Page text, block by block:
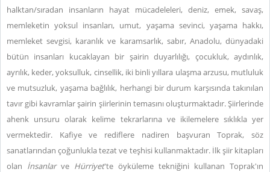
halktan/sıradan insanların hayat mücadeleleri, deniz, emek, savaş,
memleketin yoksul insanları, umut, yaşama sevinci, yaşama hakkı,
memleket sevgisi, karanlık ve karamsarlık, sabır, Anadolu, dünyadaki
bütün insanları kucaklayan bir şairin duyarlılığı, çocukluk, aydınlık,
ayrılık, keder, yoksulluk, cinsellik, iki binli yıllara ulaşma arzusu, mutluluk
ve mutsuzluk, yaşama bağlılık, herhangi bir durum karşısında takınılan
tavır gibi kavramlar şairin şiirlerinin temasını oluşturmaktadır. Şiirlerinde
ahenk unsuru olarak kelime tekrarlarına ve ikilemelere sıklıkla yer
vermektedir. Kafiye ve rediflere nadiren başvuran Toprak, söz
sanatlarından çoğunlukla tezat ve teşhisi kullanmaktadır. İlk şiir kitapları
olan İnsanlarve Hürriyet'te öyküleme tekniğini kullanan Toprak'ın